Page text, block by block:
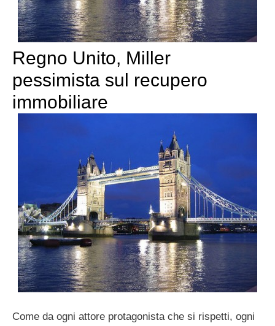
Regno Unito, Miller
pessimista sul recupero
immobiliare
Come da ogni attore protagonista che si rispetti, ogni